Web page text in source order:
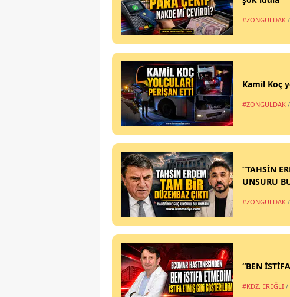
#ZONGULDAK
Kamil Koç
#ZONGULDAK
“TAHSİN
UNSURU
#ZONGULDAK
“BEN
#KDZ. EREĞLİ /